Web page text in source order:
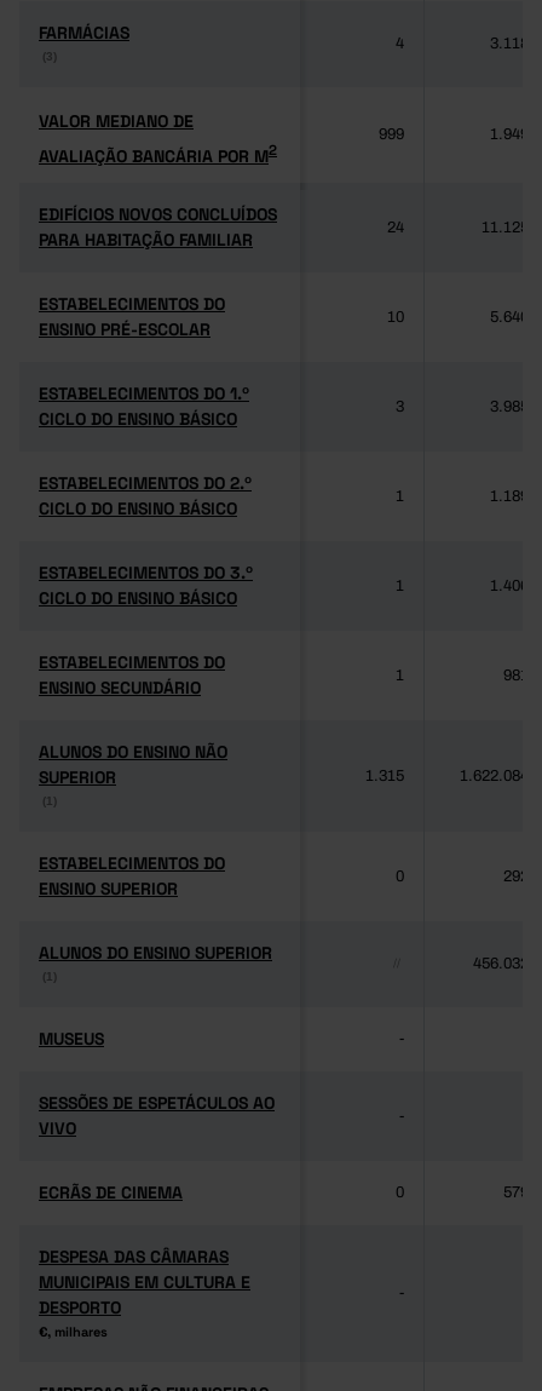
FARMÁCIAS
(3)
FARMÁCIAS
(3)
4 3.118
VALOR MEDIANO DE
AVALIAÇÃO BANCÁRIA POR M2
VALOR MEDIANO DE
AVALIAÇÃO BANCÁRIA POR M2
999 1.949
EDIFÍCIOS NOVOS CONCLUÍDOS
PARA HABITAÇÃO FAMILIAR
EDIFÍCIOS NOVOS CONCLUÍDOS
PARA HABITAÇÃO FAMILIAR
24 11.125
ESTABELECIMENTOS DO
ENSINO PRÉ-ESCOLAR
ESTABELECIMENTOS DO
ENSINO PRÉ-ESCOLAR
10 5.640
ESTABELECIMENTOS DO 1.º
CICLO DO ENSINO BÁSICO
ESTABELECIMENTOS DO 1.º
CICLO DO ENSINO BÁSICO
3 3.985
ESTABELECIMENTOS DO 2.º
CICLO DO ENSINO BÁSICO
ESTABELECIMENTOS DO 2.º
CICLO DO ENSINO BÁSICO
1 1.189
ESTABELECIMENTOS DO 3.º
CICLO DO ENSINO BÁSICO
ESTABELECIMENTOS DO 3.º
CICLO DO ENSINO BÁSICO
1 1.406
ESTABELECIMENTOS DO
ENSINO SECUNDÁRIO
ESTABELECIMENTOS DO
ENSINO SECUNDÁRIO
1 981
ALUNOS DO ENSINO NÃO
SUPERIOR
(1)
ALUNOS DO ENSINO NÃO
SUPERIOR
(1)
1.315 1.622.084
ESTABELECIMENTOS DO
ENSINO SUPERIOR
ESTABELECIMENTOS DO
ENSINO SUPERIOR
0 292
ALUNOS DO ENSINO SUPERIOR
(1)
ALUNOS DO ENSINO SUPERIOR
(1)
456.032
MUSEUS
MUSEUS -
SESSÕES DE ESPETÁCULOS AO
VIVO
SESSÕES DE ESPETÁCULOS AO
VIVO
-
ECRÃS DE CINEMA
ECRÃS DE CINEMA 0 579
DESPESA DAS CÂMARAS
MUNICIPAIS EM CULTURA E
DESPORTO
€, milhares
DESPESA DAS CÂMARAS
MUNICIPAIS EM CULTURA E
DESPORTO
€, milhares
-